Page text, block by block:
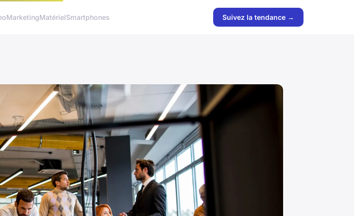
MarketingMatérielSmartphones Suivez la tendance →